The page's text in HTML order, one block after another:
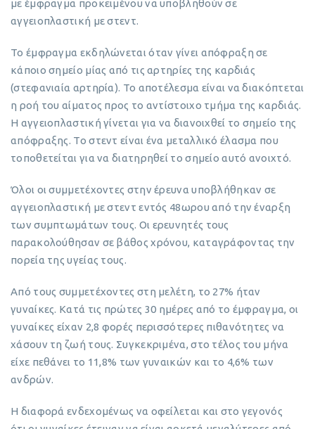
με έμφραγμα προκειμένου να υποβληθούν σε
αγγειοπλαστική με στεντ.
Το έμφραγμα εκδηλώνεται όταν γίνει απόφραξη σε
κάποιο σημείο μίας από τις αρτηρίες της καρδιάς
(στεφανιαία αρτηρία). Το αποτέλεσμα είναι να διακόπτεται
η ροή του αίματος προς το αντίστοιχο τμήμα της καρδιάς.
Η αγγειοπλαστική γίνεται για να διανοιχθεί το σημείο της
απόφραξης. Το στεντ είναι ένα μεταλλικό έλασμα που
τοποθετείται για να διατηρηθεί το σημείο αυτό ανοιχτό.
Όλοι οι συμμετέχοντες στην έρευνα υποβλήθηκαν σε
αγγειοπλαστική με στεντ εντός 48ωρου από την έναρξη
των συμπτωμάτων τους. Οι ερευνητές τους
παρακολούθησαν σε βάθος χρόνου, καταγράφοντας την
πορεία της υγείας τους.
Από τους συμμετέχοντες στη μελέτη, το 27% ήταν
γυναίκες. Κατά τις πρώτες 30 ημέρες από το έμφραγμα, οι
γυναίκες είχαν 2,8 φορές περισσότερες πιθανότητες να
χάσουν τη ζωή τους. Συγκεκριμένα, στο τέλος του μήνα
είχε πεθάνει το 11,8% των γυναικών και το 4,6% των
ανδρών.
Η διαφορά ενδεχομένως να οφείλεται και στο γεγονός